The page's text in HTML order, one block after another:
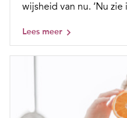
wijsheid van nu. ‘Nu zie
Lees meer